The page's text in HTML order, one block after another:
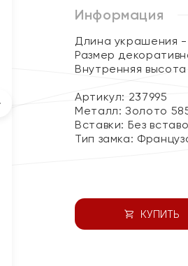
Информация
Длина украшения -
Размер
Внутренняя высота
Артикул: 237995
Металл:Золото
Вставки: Без
Тип замка:
КУПИТЬ